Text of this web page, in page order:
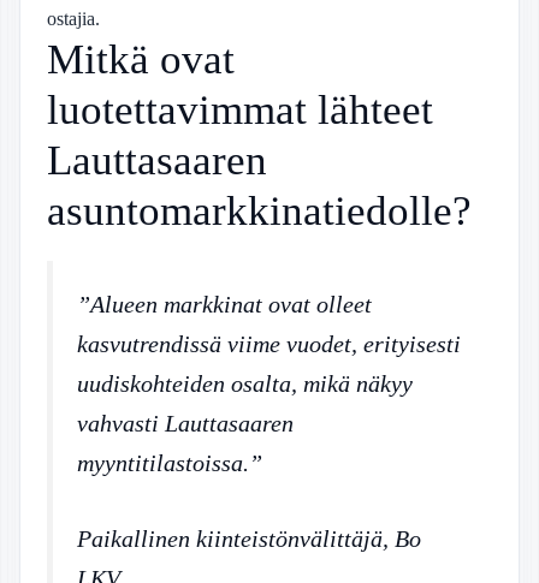
ostajia.
Mitkä ovat
luotettavimmat lähteet
Lauttasaaren
asuntomarkkinatiedolle?
”Alueen markkinat ovat olleet
kasvutrendissä viime vuodet, erityisesti
uudiskohteiden osalta, mikä näkyy
vahvasti Lauttasaaren
myyntitilastoissa.”
Paikallinen kiinteistönvälittäjä, Bo